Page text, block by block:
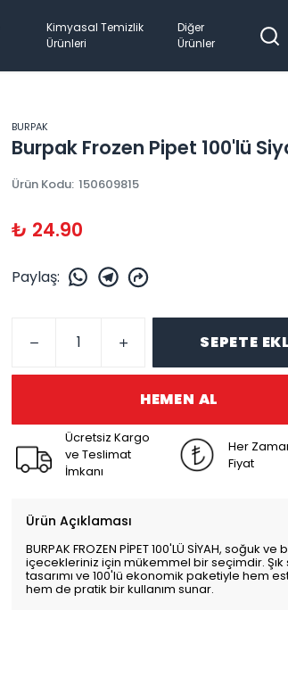
Kimyasal Temizlik
Ürünleri
Diğer
Ürünler
BURPAK
Burpak Frozen Pipet 100'lü
Ürün Kodu: 150609815
₺ 24.90
Paylaş:
SEPETE
HEMEN AL
Ücretsiz Kargo
ve Teslimat
İmkanı
Her
Fiyat
Ürün Açıklaması
BURPAK FROZEN PİPET 100'LÜ SİYAH, soğuk ve
içecekleriniz için mükemmel bir seçimdir. Şık
tasarımı ve 100'lü ekonomik paketiyle hem
hem de pratik bir kullanım sunar.